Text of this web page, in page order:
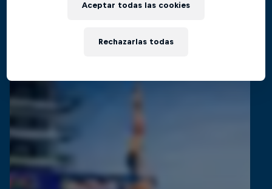
Videos relacionados
Rechazarlas todas
Aceptar todas las cookies